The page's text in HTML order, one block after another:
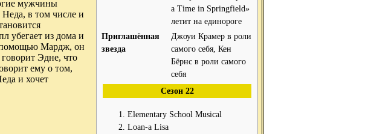
a Time in Springfield»
летит на единороге
Приглашённая
звезда
Джоуи Крамер в роли
самого себя, Кен
Бёрнс в роли самого
себя
Сезон 22
Elementary School Musical
Loan-a Lisa
мужчины
в том числе и
убегает из дома и
помощью Мардж, он
Эдне, что
ему о том,
и хочет